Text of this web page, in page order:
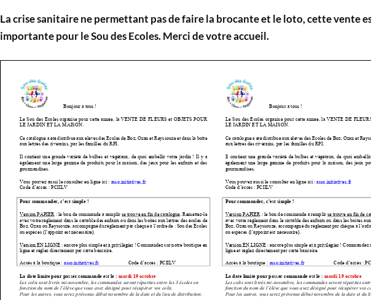
La crise sanitaire ne permettant pas de faire la brocante et le loto, cette vente
importante pour le Sou des Ecoles. Merci de votre accueil.